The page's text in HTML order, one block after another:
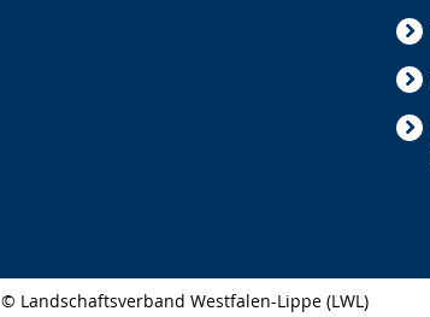
© Landschaftsverband Westfalen-Lippe (LWL)